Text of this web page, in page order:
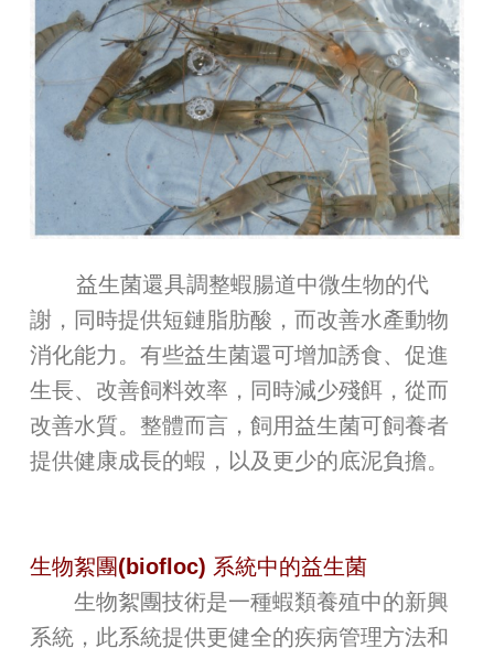
益生菌還具調整蝦腸道中微生物的代
謝，同時提供短鏈脂肪酸，而改善水產動物
消化能力。有些益生菌還可增加誘食、促進
生長、改善飼料效率，同時減少殘餌，從而
改善水質。整體而言，飼用益生菌可飼養者
提供健康成長的蝦，以及更少的底泥負擔。
生物絮團(biofloc) 系統中的益生菌
生物絮團技術是一種蝦類養殖中的新興
系統，此系統提供更健全的疾病管理方法和